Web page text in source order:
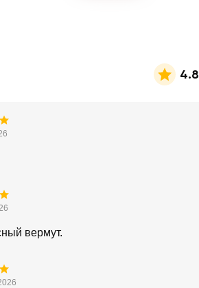
4.8
вермут.